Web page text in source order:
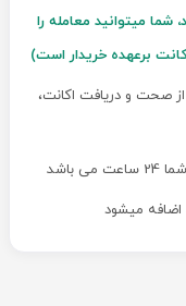
میتوانید معامله را
برعهده خریدار است)
از صحت و دریافت اکانت،